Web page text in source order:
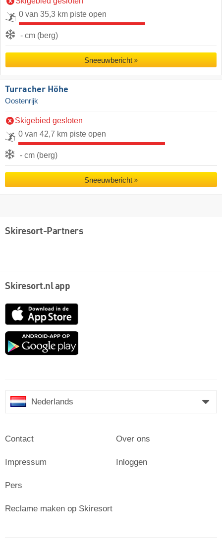
0 van 35,3 km piste open
- cm (berg)
Sneeuwbericht
Turracher Höhe
Oostenrijk
Skigebied gesloten
0 van 42,7 km piste open
- cm (berg)
Sneeuwbericht
Skiresort-Partners
Skiresort.nl app
App
Google
Nederlands
Contact
Impressum
Pers
Over ons
Inloggen
Reclame maken op Skiresort